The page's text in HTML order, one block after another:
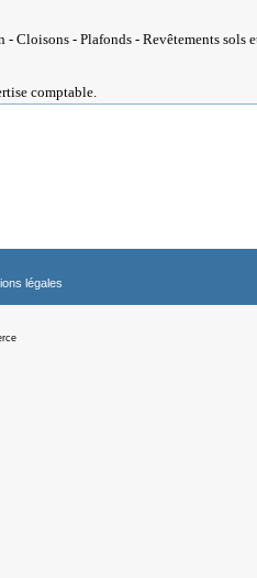
Cloisons - Plafonds - Revêtements sols
comptable.
légales